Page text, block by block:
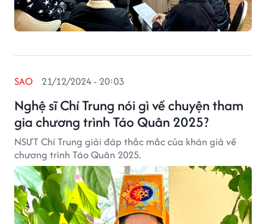
Nghệ sĩ Chí Trung nói gì về chuyện tham
gia chương trình Táo Quân 2025?
SAO 21/12/2024 - 20:03
NSƯT Chí Trung giải đáp thắc mắc của khán giả về
chương trình Táo Quân 2025.